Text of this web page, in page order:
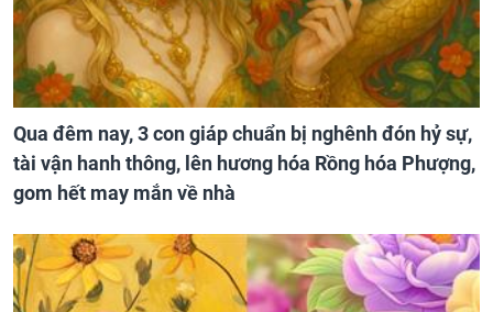
Qua đêm nay, 3 con giáp chuẩn bị nghênh đón hỷ sự,
tài vận hanh thông, lên hương hóa Rồng hóa Phượng,
gom hết may mắn về nhà